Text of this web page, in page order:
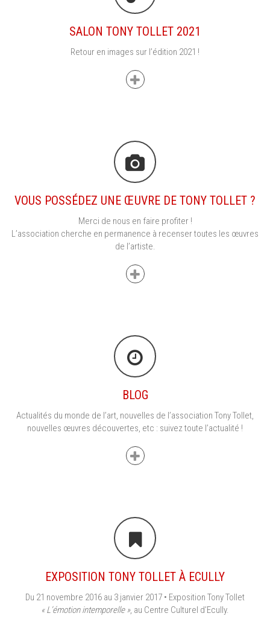
SALON TONY TOLLET 2021
Retour en images sur l’édition 2021 !
VOUS POSSÉDEZ UNE ŒUVRE DE TONY TOLLET ?
Merci de nous en faire profiter !
L’association cherche en permanence à recenser toutes les œuvres
de l’artiste.
BLOG
Actualités du monde de l’art, nouvelles de l’association Tony Tollet,
nouvelles œuvres découvertes, etc : suivez toute l’actualité !
EXPOSITION TONY TOLLET À ECULLY
Du 21 novembre 2016 au 3 janvier 2017 • Exposition Tony Tollet
« L’émotion intemporelle », au Centre Culturel d’Ecully.